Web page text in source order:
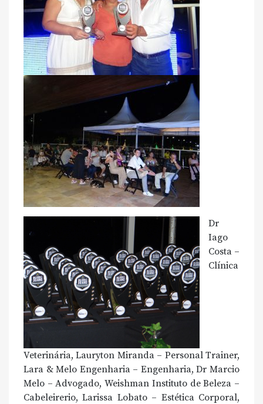
Dr
Iago
Costa –
Clínica
Veterinária, Lauryton Miranda – Personal Trainer,
Lara & Melo Engenharia – Engenharia, Dr Marcio
Melo – Advogado, Weishman Instituto de Beleza –
Cabeleirerio, Larissa Lobato – Estética Corporal,